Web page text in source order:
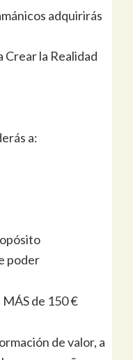
adquirirás
la Realidad
a:
poder
de 150 €
de valor, a